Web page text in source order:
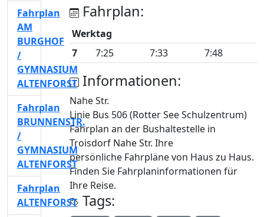
Fahrplan:
Werktag
7
7:25 7:33 7:48
Informationen:
Nahe Str.
Linie Bus 506 (Rotter See Schulzentrum)
Fahrplan an der Bushaltestelle in
Troisdorf Nahe Str. Ihre
persönliche Fahrpläne von Haus zu Haus.
Finden Sie Fahrplaninformationen für
Ihre Reise.
Tags:
Fahrplan
AM
BURGHOF
/
GYMNASIUM
ALTENFORST
Fahrplan
BRUNNENSTR.
/
GYMNASIUM
ALTENFORST
Fahrplan
ALTENFORST